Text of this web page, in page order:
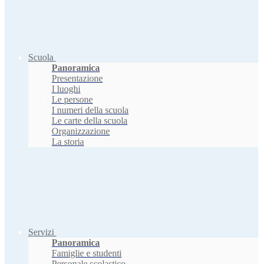
Scuola
Panoramica
Presentazione
I luoghi
Le persone
I numeri della scuola
Le carte della scuola
Organizzazione
La storia
Servizi
Panoramica
Famiglie e studenti